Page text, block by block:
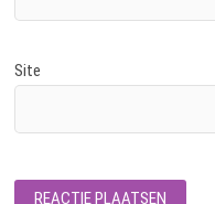
Site